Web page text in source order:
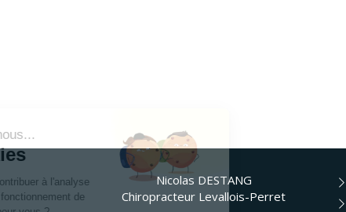
Nicolas DESTANG
Chiropracteur Levallois-Perret
Bonjour c'est nous...
Les Cookies
Notre rôle est de contribuer à l'analyse
du trafic et au bon fonctionnement de